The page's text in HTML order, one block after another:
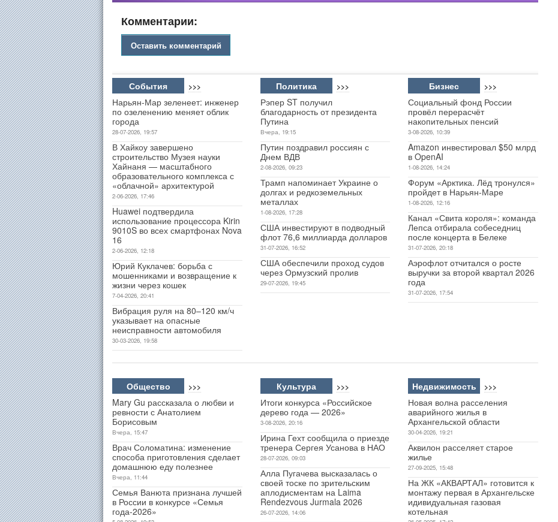
Комментарии:
Оставить комментарий
События >>>
Нарьян-Мар зеленеет: инженер
по озеленению меняет облик
города
28-07-2026, 19:57
В Хайкоу завершено
строительство Музея науки
Хайнаня — масштабного
образовательного комплекса с
«облачной» архитектурой
2-06-2026, 17:46
Huawei подтвердила
использование процессора Kirin
9010S во всех смартфонах Nova
16
2-06-2026, 12:18
Юрий Куклачев: борьба с
мошенниками и возвращение к
жизни через кошек
7-04-2026, 20:41
Вибрация руля на 80–120 км/ч
указывает на опасные
неисправности автомобиля
30-03-2026, 19:58
Политика >>>
Рэпер ST получил
благодарность от президента
Путина
Вчера, 19:15
Путин поздравил россиян с
Днем ВДВ
2-08-2026, 09:23
Трамп напоминает Украине о
долгах и редкоземельных
металлах
1-08-2026, 17:28
США инвестируют в подводный
флот 76,6 миллиарда долларов
31-07-2026, 16:52
США обеспечили проход судов
через Ормузский пролив
29-07-2026, 19:45
Бизнес >>>
Социальный фонд России
провёл перерасчёт
накопительных пенсий
3-08-2026, 10:39
Amazon инвестировал $50 млрд
в OpenAI
1-08-2026, 14:24
Форум «Арктика. Лёд тронулся»
пройдет в Нарьян-Маре
1-08-2026, 12:16
Канал «Свита короля»: команда
Лепса отбирала собеседниц
после концерта в Белеке
31-07-2026, 20:18
Аэрофлот отчитался о росте
выручки за второй квартал 2026
года
31-07-2026, 17:54
Общество >>>
Mary Gu рассказала о любви и
ревности с Анатолием
Борисовым
Вчера, 15:47
Врач Соломатина: изменение
способа приготовления сделает
домашнюю еду полезнее
Вчера, 11:44
Семья Ванюта признана лучшей
в России в конкурсе «Семья
года-2026»
Культура >>>
Итоги конкурса «Российское
дерево года — 2026»
3-08-2026, 20:16
Ирина Гехт сообщила о приезде
тренера Сергея Усанова в НАО
28-07-2026, 09:03
Алла Пугачева высказалась о
своей тоске по зрительским
аплодисментам на Laima
Rendezvous Jurmala 2026
26-07-2026, 14:06
Недвижимость >>>
Новая волна расселения
аварийного жилья в
Архангельской области
30-04-2026, 19:21
Аквилон расселяет старое
жилье
27-09-2025, 15:48
На ЖК «АКВАРТАЛ» готовится к
монтажу первая в Архангельске
идивидуальная газовая
котельная